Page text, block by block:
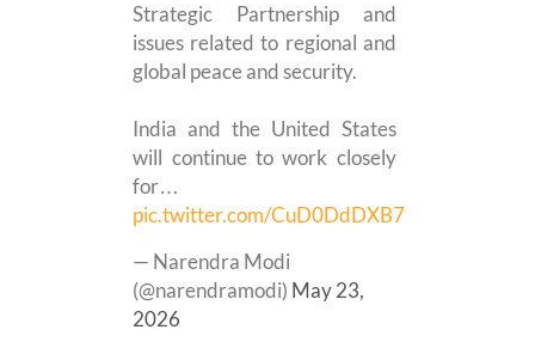
Strategic Partnership and
issues related to regional and
global peace and security.
India and the United States
will continue to work closely
for…
pic.twitter.com/CuD0DdDXB7
— Narendra Modi
(@narendramodi) May 23,
2026